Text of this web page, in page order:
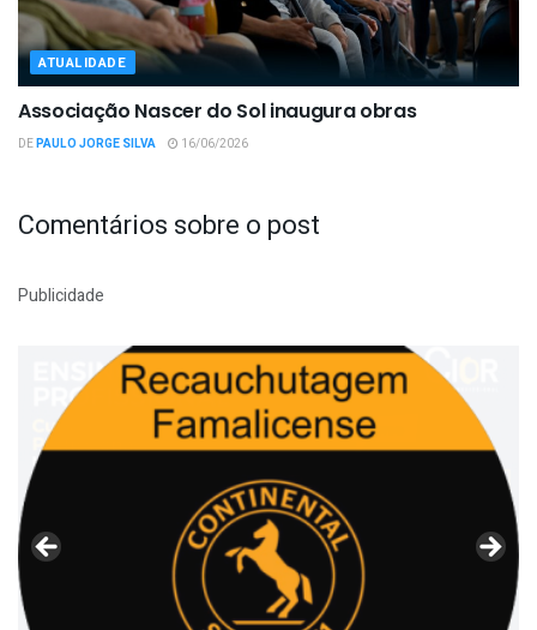
ATUALIDADE
Associação Nascer do Sol inaugura obras
DEPAULO JORGE SILVA 16/06/2026
Comentários sobre o post
Publicidade